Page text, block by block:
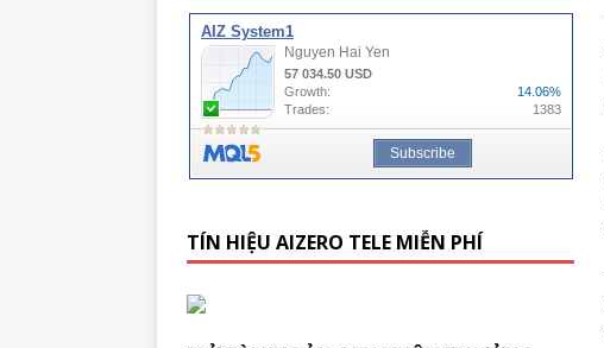
TÍN HIỆU AIZERO TELE MIỄN PHÍ